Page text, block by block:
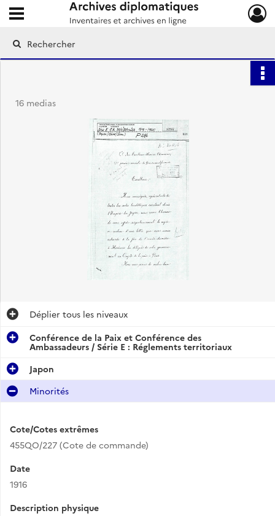
Archives diplomatiques
Ouvrir le menu déroulant
16 medias
Déplier tous les niveaux
Conférence de la Paix et Conférence des
Ambassadeurs / Série E : Réglements territoriaux
Japon
Minorités
Cote/Cotes extrêmes
455QO/227 (Cote de commande)
Date
1916
Description physique